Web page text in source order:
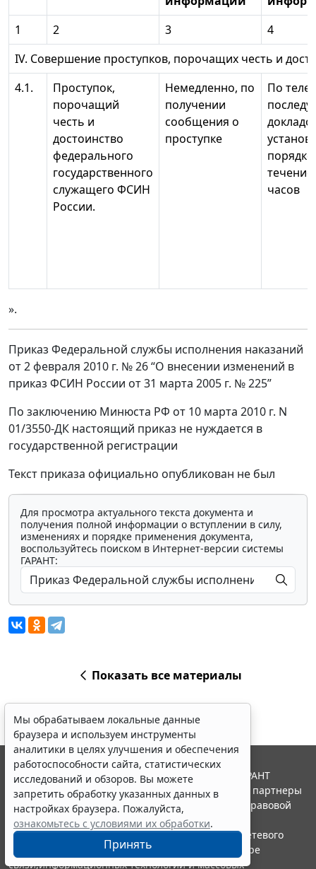
1
2 3
4
IV. Совершение проступков, порочащих честь и
4.1.
Проступок,
порочащий
честь и
достоинство
федерального
государственного
служащего ФСИН
России.
Немедленно, по
получении
сообщения о
проступке
По
порядке
течение
часов
».
Приказ Федеральной службы исполнения наказаний
от 2 февраля 2010 г. № 26 “О внесении изменений в
приказ ФСИН России от 31 марта 2005 г. № 225”
По заключению Минюста РФ от 10 марта 2010 г. N
01/3550-ДК настоящий приказ не нуждается в
государственной регистрации
Текст приказа официально опубликован не был
Для просмотра актуального текста документа и
получения полной информации о вступлении в силу,
изменениях и порядке применения документа,
воспользуйтесь поиском в Интернет-версии системы
ГАРАНТ:
Показать все материалы
Мы обрабатываем локальные данные
браузера и используем инструменты
аналитики в целях улучшения и обеспечения
работоспособности сайта, статистических
исследований и обзоров. Вы можете
запретить обработку указанных данных в
настройках браузера. Пожалуйста,
ознакомьтесь с условиями их обработки.
Принять
© ООО "НПП "ГАРАНТ-СЕРВИС", 2026. Система ГАРАНТ
выпускается с 1990 года. Компания "Гарант" и ее партнеры
являются участниками Российской ассоциации правовой
информации ГАРАНТ.
Портал ГАРАНТ.РУ зарегистрирован в качестве сетевого
издания Федеральной службой по надзору в сфере
связи,информационных технологий и массовых